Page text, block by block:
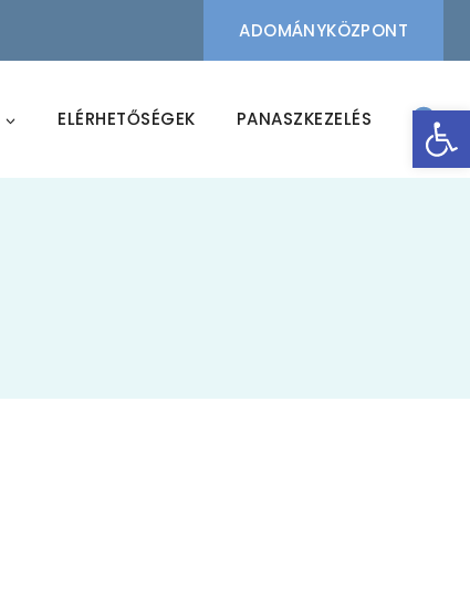
ADOMÁNYKÖZPONT
ELÉRHETŐSÉGEK PANASZKEZELÉS